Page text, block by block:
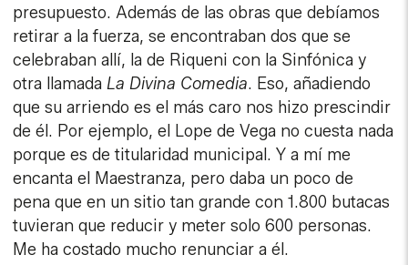
presupuesto. Además de las obras que debíamos
retirar a la fuerza, se encontraban dos que se
celebraban allí, la de Riqueni con la Sinfónica y
otra llamadaLa Divina Comedia. Eso, añadiendo
que su arriendo es el más caro nos hizo prescindir
de él. Por ejemplo, el Lope de Vega no cuesta nada
porque es de titularidad municipal. Y a mí me
encanta el Maestranza, pero daba un poco de
pena que en un sitio tan grande con 1.800 butacas
tuvieran que reducir y meter solo 600 personas.
Me ha costado mucho renunciar a él.